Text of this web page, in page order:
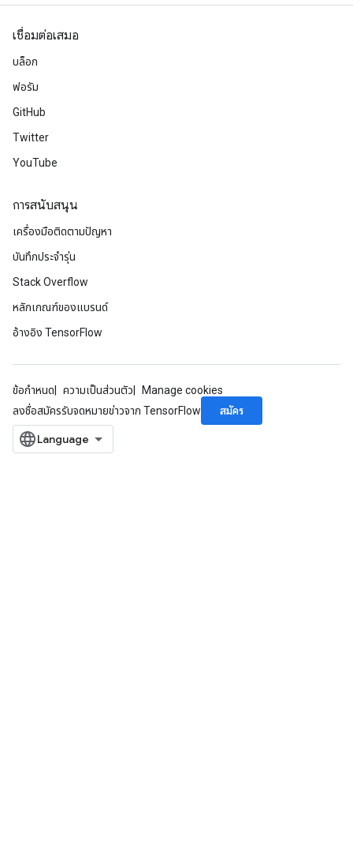
เชื่อมต่อเสมอ
บล็อก
ฟอรัม
GitHub
Twitter
YouTube
การสนับสนุน
เครื่องมือติดตามปัญหา
บันทึกประจำรุ่น
Stack Overflow
หลักเกณฑ์ของแบรนด์
อ้างอิง TensorFlow
ข้อกำหนด ความเป็นส่วนตัว
Manage cookies
ลงชื่อสมัครรับจดหมายข่าวจาก TensorFlow
สมัคร